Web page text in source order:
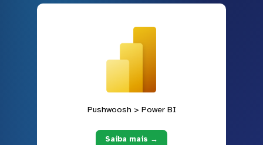
Pushwoosh > Power BI
Saiba mais →